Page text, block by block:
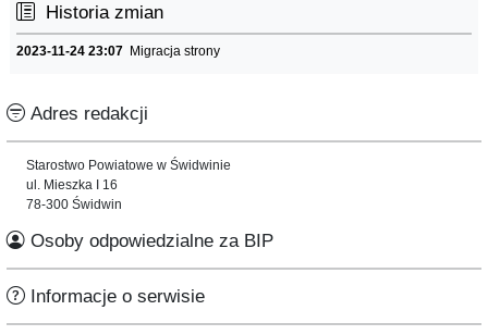
Historia zmian
2023-11-24 23:07 Migracja strony
Adres redakcji
Starostwo Powiatowe w Świdwinie
ul. Mieszka I 16
78-300 Świdwin
Osoby odpowiedzialne za BIP
Informacje o serwisie